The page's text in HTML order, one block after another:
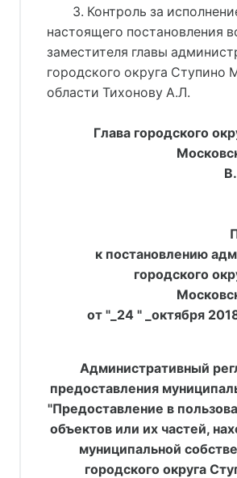
3. Контроль за
настоящего постановления
заместителя главы
городского округа Ступино
области Тихонову А.Л.
Глава городского
к постановлению
городского
от "_24 " _октября
Административный
предоставления
"Предоставление в
объектов или их частей,
муниципальной
городского округа